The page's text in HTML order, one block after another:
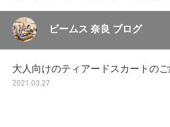
ビームス 奈良 ブログ
大人向けのティアードスカートの
2021.03.27